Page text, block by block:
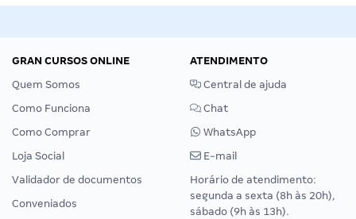
GRAN CURSOS ONLINE
Quem Somos
Como Funciona
Como Comprar
Loja Social
Validador de documentos
Conveniados
ATENDIMENTO
Central de ajuda
Chat
WhatsApp
E-mail
Horário de atendimento:
segunda a sexta (8h às 20h),
sábado (9h às 13h).